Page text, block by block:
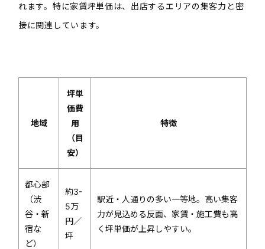
れます。特に家賃坪単価は、出店するエリアの集客力と密
接に関連しています。
地域
坪単
価費
用
（目
安）
特徴
都心部
（渋
谷・新
宿な
ど）
約3-
5万
円／
坪
駅近・人通りの多い一等地。高い集客
力が見込める反面、家賃・施工費も高
く坪単価が上昇しやすい。